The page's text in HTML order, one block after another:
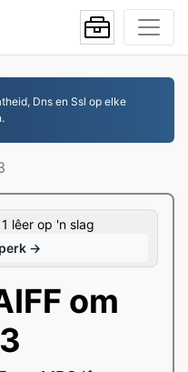
Dns en Ssl op elke
lêer op 'n slag
→
om